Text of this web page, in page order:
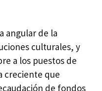
angular de la
culturales, y
a los puestos de
creciente que
de fondos